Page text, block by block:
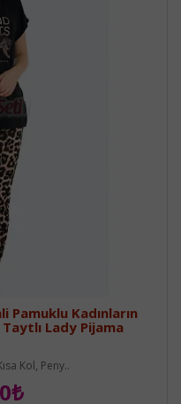
Pamuklu Kadınların
Lady Pijama
Kol, Peny..